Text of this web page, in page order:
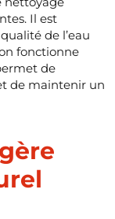
Il est
de l’eau
fonctionne
de
de maintenir un